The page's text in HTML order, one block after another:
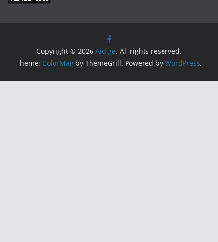
Copyright © 2026 Aid.ge. All rights reserved.
Theme: ColorMag by ThemeGrill. Powered by WordPress.